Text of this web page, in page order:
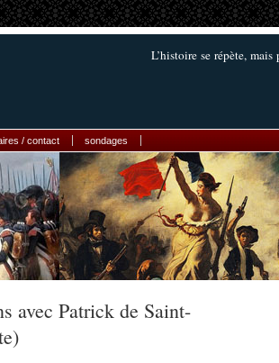
L’histoire se répète,
/ contact sondages
avec Patrick de Saint-